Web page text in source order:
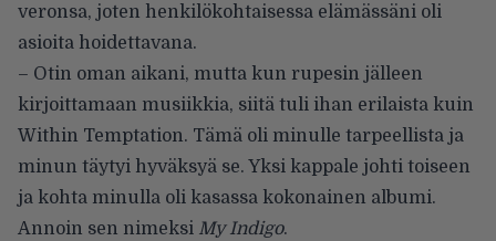
veronsa, joten henkilökohtaisessa elämässäni oli
asioita hoidettavana.
– Otin oman aikani, mutta kun rupesin jälleen
kirjoittamaan musiikkia, siitä tuli ihan erilaista kuin
Within Temptation. Tämä oli minulle tarpeellista ja
minun täytyi hyväksyä se. Yksi kappale johti toiseen
ja kohta minulla oli kasassa kokonainen albumi.
Annoin sen nimeksi My Indigo.